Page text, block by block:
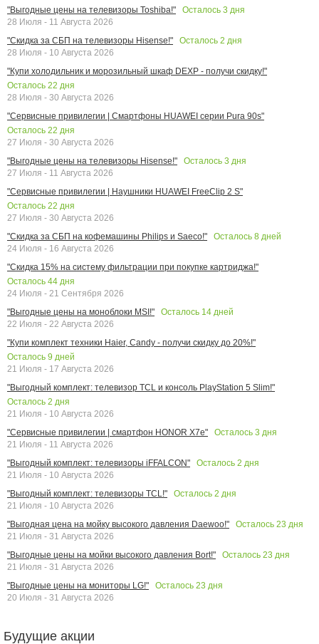
"Выгодные цены на телевизоры Toshiba!"
Осталось 3 дня
28 Июля - 11 Августа 2026
"Скидка за СБП на телевизоры Hisense!"
Осталось 2 дня
28 Июля - 10 Августа 2026
"Купи холодильник и морозильный шкаф DEXP - получи скидку!"
Осталось 22 дня
28 Июля - 30 Августа 2026
"Сервисные привилегии | Смартфоны HUAWEI серии Pura 90s"
Осталось 22 дня
27 Июля - 30 Августа 2026
"Выгодные цены на телевизоры Hisense!"
Осталось 3 дня
27 Июля - 11 Августа 2026
"Сервисные привилегии | Наушники HUAWEI FreeClip 2 S"
Осталось 22 дня
27 Июля - 30 Августа 2026
"Скидка за СБП на кофемашины Philips и Saeco!"
Осталось 8 дней
24 Июля - 16 Августа 2026
"Скидка 15% на систему фильтрации при покупке картриджа!"
Осталось 44 дня
24 Июля - 21 Сентября 2026
"Выгодные цены на моноблоки MSI!"
Осталось 14 дней
22 Июля - 22 Августа 2026
"Купи комплект техники Haier, Candy - получи скидку до 20%!"
Осталось 9 дней
21 Июля - 17 Августа 2026
"Выгодный комплект: телевизор TCL и консоль PlayStation 5 Slim!"
Осталось 2 дня
21 Июля - 10 Августа 2026
"Сервисные привилегии | смартфон HONOR X7e"
Осталось 3 дня
21 Июля - 11 Августа 2026
"Выгодный комплект: телевизоры iFFALCON"
Осталось 2 дня
21 Июля - 10 Августа 2026
"Выгодный комплект: телевизоры TCL!"
Осталось 2 дня
21 Июля - 10 Августа 2026
"Выгодная цена на мойку высокого давления Daewoo!"
Осталось 23 дня
21 Июля - 31 Августа 2026
"Выгодные цены на мойки высокого давления Bort!"
Осталось 23 дня
21 Июля - 31 Августа 2026
"Выгодные цены на мониторы LG!"
Осталось 23 дня
20 Июля - 31 Августа 2026
Будущие акции